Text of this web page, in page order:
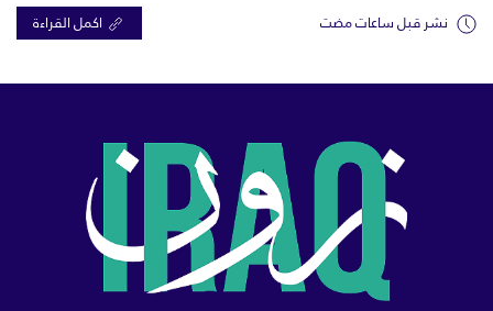
نشر قبل ساعات مضت اكمل القراءة